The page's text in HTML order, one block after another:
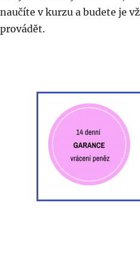
naučíte v kurzu a budete je
provádět.